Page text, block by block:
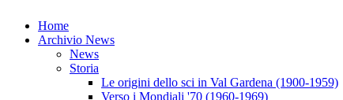
Home
Archivio News
News
Storia
Le origini dello sci in Val Gardena (1900-1959)
Verso i Mondiali '70 (1960-1969)